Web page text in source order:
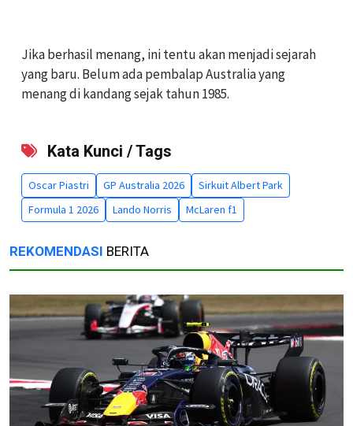
Jika berhasil menang, ini tentu akan menjadi sejarah
yang baru. Belum ada pembalap Australia yang
menang di kandang sejak tahun 1985.
Kata Kunci / Tags
Oscar Piastri GP Australia 2026
Sirkuit Albert Park
Formula 1 2026
Lando Norris McLaren f1
REKOMENDASI BERITA